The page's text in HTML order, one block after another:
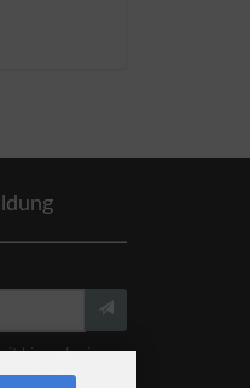
hier oder in
werden.